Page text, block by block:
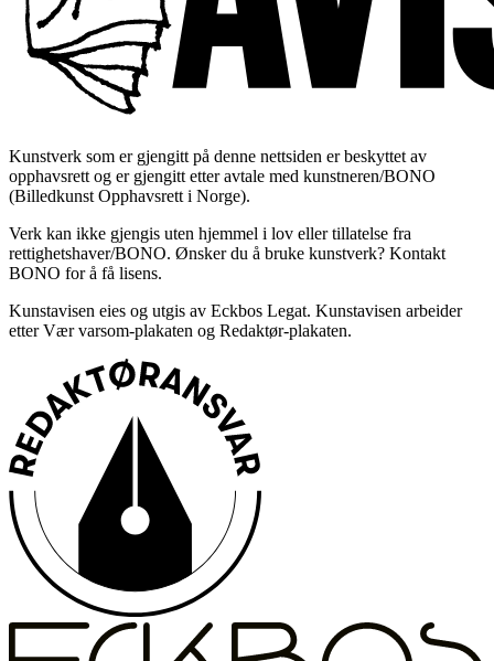
Kunstverk som er gjengitt på denne nettsiden er beskyttet av
opphavsrett og er gjengitt etter avtale med kunstneren/BONO
(Billedkunst Opphavsrett i Norge).
Verk kan ikke gjengis uten hjemmel i lov eller tillatelse fra
rettighetshaver/BONO. Ønsker du å bruke kunstverk? Kontakt
BONO for å få lisens.
Kunstavisen eies og utgis av Eckbos Legat. Kunstavisen arbeider
etter Vær varsom-plakaten og Redaktør-plakaten.